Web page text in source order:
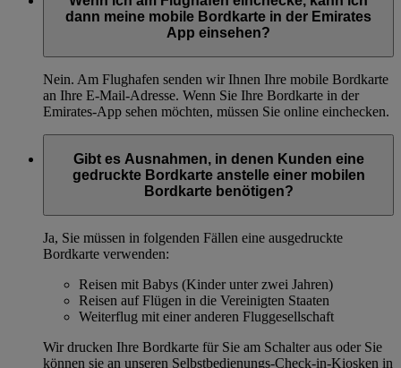
dann meine mobile Bordkarte in der Emirates
App einsehen?
Nein. Am Flughafen senden wir Ihnen Ihre mobile Bordkarte
an Ihre E-Mail-Adresse. Wenn Sie Ihre Bordkarte in der
Emirates-App sehen möchten, müssen Sie online einchecken.
Gibt es Ausnahmen, in denen Kunden eine
gedruckte Bordkarte anstelle einer mobilen
Bordkarte benötigen?
Ja, Sie müssen in folgenden Fällen eine ausgedruckte
Bordkarte verwenden:
Reisen mit Babys (Kinder unter zwei Jahren)
Reisen auf Flügen in die Vereinigten Staaten
Weiterflug mit einer anderen Fluggesellschaft
Wir drucken Ihre Bordkarte für Sie am Schalter aus oder Sie
können sie an unseren Selbstbedienungs-Check-in-Kiosken in